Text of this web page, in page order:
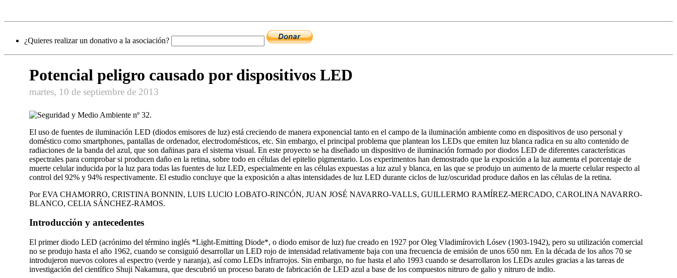
¿Quieres realizar un donativo a la asociación?
Potencial peligro causado por dispositivos LED
martes, 10 de septiembre de 2013
El uso de fuentes de iluminación LED (diodos emisores de luz) está creciendo de manera exponencial tanto en el campo de la iluminación ambiente como en dispositivos de uso personal y
doméstico como smartphones, pantallas de ordenador, electrodomésticos, etc. Sin embargo, el principal problema que plantean los LEDs que emiten luz blanca radica en su alto contenido de
radiaciones de la banda del azul, que son dañinas para el sistema visual. En este proyecto se ha diseñado un dispositivo de iluminación formado por diodos LED de diferentes características
espectrales para comprobar si producen daño en la retina, sobre todo en células del epitelio pigmentario. Los experimentos han demostrado que la exposición a la luz aumenta el porcentaje de
muerte celular inducida por la luz para todas las fuentes de luz LED, especialmente en las células expuestas a luz azul y blanca, en las que se produjo un aumento de la muerte celular respecto al
control del 92% y 94% respectivamente. El estudio concluye que la exposición a altas intensidades de luz LED durante ciclos de luz/oscuridad produce daños en las células de la retina.
Por EVA CHAMORRO, CRISTINA BONNIN, LUIS LUCIO LOBATO-RINCÓN, JUAN JOSÉ NAVARRO-VALLS, GUILLERMO RAMÍREZ-MERCADO, CAROLINA NAVARRO-
BLANCO, CELIA SÁNCHEZ-RAMOS.
Introducción y antecedentes
El primer diodo LED (acrónimo del término inglés *Light-Emitting Diode*, o diodo emisor de luz) fue creado en 1927 por Oleg Vladimírovich Lósev (1903-1942), pero su utilización comercial
no se produjo hasta el año 1962, cuando se consiguió desarrollar un LED rojo de intensidad relativamente baja con una frecuencia de emisión de unos 650 nm. En la década de los años 70 se
introdujeron nuevos colores al espectro (verde y naranja), así como LEDs infrarrojos. Sin embargo, no fue hasta el año 1993 cuando se desarrollaron los LEDs azules gracias a las tareas de
investigación del científico Shuji Nakamura, que descubrió un proceso barato de fabricación de LED azul a base de los compuestos nitruro de galio y nitruro de indio.